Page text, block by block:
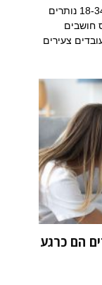
לעומתם, רק כ-36% מבין מחפשי העבודה בגילאי 18-34 נותרים
הגיוס חושבים
צעירים
הם כרגע